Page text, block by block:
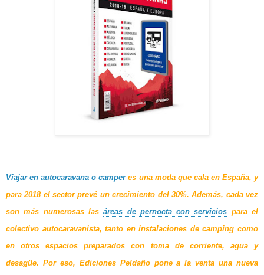
Viajar en autocaravana o camperes una moda que cala en España, y
para 2018 el sector prevé un crecimiento del 30%. Además, cada vez
son más numerosas lasáreas de pernocta con servicios para el
colectivo autocaravanista, tanto en instalaciones de camping como
en otros espacios preparados con toma de corriente, agua y
desagüe. Por eso, Ediciones Peldañopone a la venta una nueva